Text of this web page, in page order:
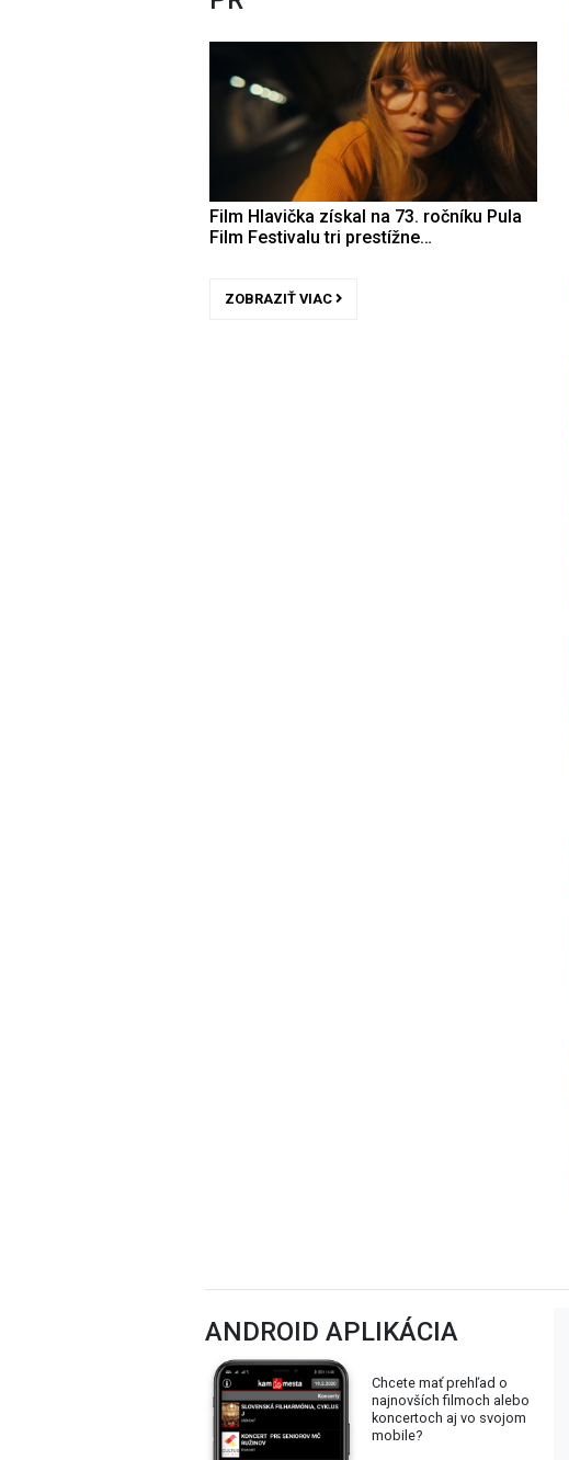
Film Hlavička získal na 73. ročníku Pula
Film Festivalu tri prestížne…
ZOBRAZIŤ VIAC
ANDROID APLIKÁCIA
Chcete mať prehľad o
najnovších filmoch alebo
koncertoch aj vo svojom
mobile?